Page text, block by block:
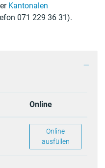
Kantonalen
Link wird in einem neuen
071 229 36 31).
Online
Online
ausfüllen